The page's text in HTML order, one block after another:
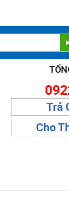
Trả
Cho